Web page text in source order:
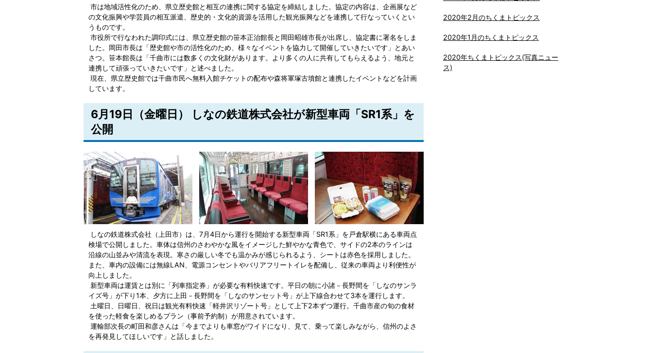
市は地域活性化のため、県立歴史館と相互の連携に関する協定を締結しました。協定の内容は、企画展など
の文化振興や学芸員の相互派遣、歴史的・文化的資源を活用した観光振興などを連携して行なっていくとい
うものです。
市役所で行なわれた調印式には、県立歴史館の笹本正治館長と岡田昭雄市長が出席し、協定書に署名をしま
した。岡田市長は「歴史館や市の活性化のため、様々なイベントを協力して開催していきたいです」とあい
さつ。笹本館長は「千曲市には数多くの文化財があります。より多くの人に共有してもらえるよう、地元と
連携して頑張っていきたいです」と述べました。
現在、県立歴史館では千曲市民へ無料入館チケットの配布や森将軍塚古墳館と連携したイベントなどを計画
しています。
6月19日（金曜日） しなの鉄道株式会社が新型車両「SR1系」を
公開
しなの鉄道株式会社（上田市）は、7月4日から運行を開始する新型車両「SR1系」を戸倉駅横にある車両点
検場で公開しました。車体は信州のさわやかな風をイメージした鮮やかな青色で、サイドの2本のラインは
沿線の山並みや清流を表現。寒さの厳しい冬でも温かみが感じられるよう、シートは赤色を採用しました。
また、車内の設備には無線LAN、電源コンセントやバリアフリートイレを配備し、従来の車両より利便性が
向上しました。
新型車両は運賃とは別に「列車指定券」が必要な有料快速です。平日の朝に小諸－長野間を「しなのサンラ
イズ号」が下り1本、夕方に上田－長野間を「しなのサンセット号」が上下線合わせて3本を運行します。
土曜日、日曜日、祝日は観光有料快速「軽井沢リゾート号」として上下2本ずつ運行。千曲市産の旬の食材
を使った軽食を楽しめるプラン（事前予約制）が用意されています。
運輸部次長の町田和彦さんは「今までよりも車窓がワイドになり、見て、乗って楽しみながら、信州のよさ
を再発見してほしいです」と話しました。
2020年2月のちくまトピックス
2020年1月のちくまトピックス
2020年ちくまトピックス(写真ニュー
ス)